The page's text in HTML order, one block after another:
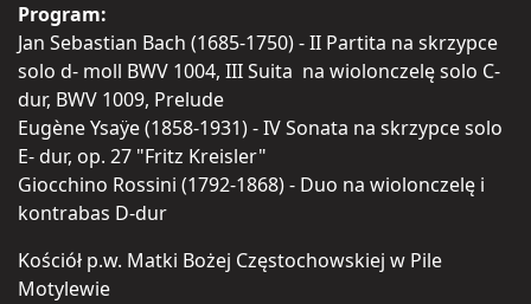
Program:
Jan Sebastian Bach (1685-1750) - II Partita na skrzypce
solo d- moll BWV 1004, III Suita na wiolonczelę solo C-
dur, BWV 1009, Prelude
Eugène Ysaÿe (1858-1931) - IV Sonata na skrzypce solo
E- dur, op. 27 "Fritz Kreisler"
Giocchino Rossini (1792-1868) - Duo na wiolonczelę i
kontrabas D-dur
Kościół p.w. Matki Bożej Częstochowskiej w Pile
Motylewie